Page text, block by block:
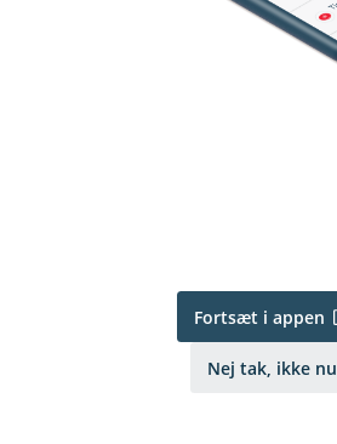
Fortsæt i appen
Nej tak, ikke nu